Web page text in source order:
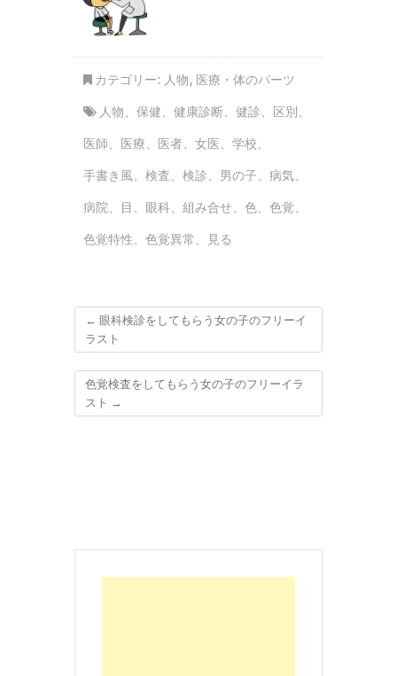
カテゴリー: 人物, 医療・体のパーツ
人物、 保健、 健康診断、 健診、 区別、
医師、 医療、 医者、 女医、 学校、
手書き風、 検査、 検診、 男の子、 病気、
病院、 目 、 眼科、 組み合せ、 色、 色覚、
色覚特性、 色覚異常 、 見る
← 眼科検診をしてもらう女の子のフリーイ
ラスト
色覚検査をしてもらう女の子のフリーイラ
スト →